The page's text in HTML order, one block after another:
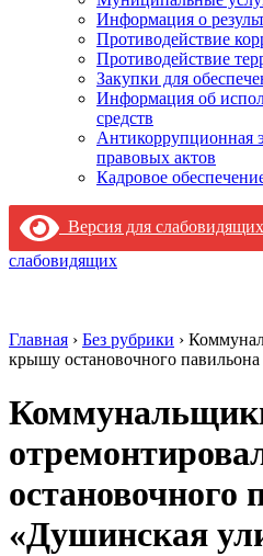
Информация о
Противодействие
Противодействие
Закупки для
Информация об
средств
Антикоррупционная
правовых актов
Кадровое
Версия для слабовидящих
слабовидящих
Главная › Без рубрики ›
крышу остановочного
остановочного
«Душинская